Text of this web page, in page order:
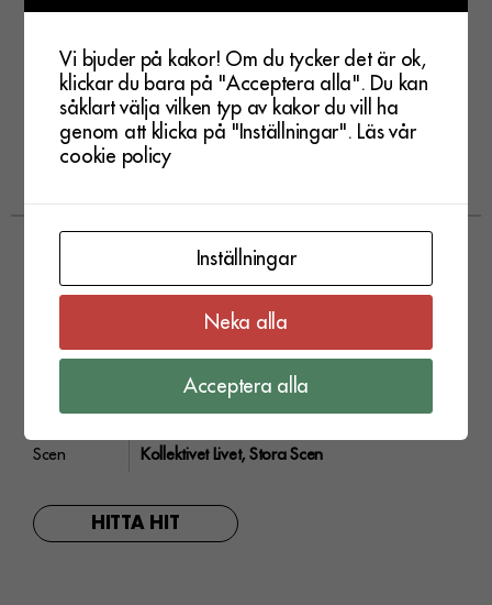
lör 18 okt. 2025
Dörrar 19:00
Ordinarie 320 kr
Scen Kollektivet Livet, Stora Scen
HITTA HIT
passerat
Vi bjuder på kakor! Om du tycker det är ok,
klickar du bara på "Acceptera alla". Du kan
såklart välja vilken typ av kakor du vill ha
genom att klicka på "Inställningar".
Läs vår
cookie policy
Inställningar
Neka alla
Acceptera alla